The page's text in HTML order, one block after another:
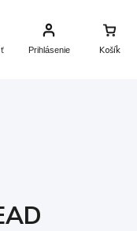
Nákupný
Košík
Prihlásenie